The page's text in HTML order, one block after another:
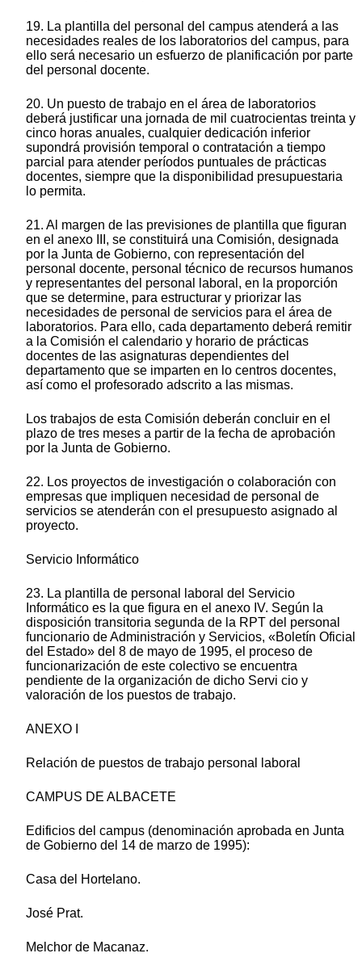
19. La plantilla del personal del campus atenderá a las
necesidades reales de los laboratorios del campus, para
ello será necesario un esfuerzo de planificación por parte
del personal docente.
20. Un puesto de trabajo en el área de laboratorios
deberá justificar una jornada de mil cuatrocientas treinta y
cinco horas anuales, cualquier dedicación inferior
supondrá provisión temporal o contratación a tiempo
parcial para atender períodos puntuales de prácticas
docentes, siempre que la disponibilidad presupuestaria
lo permita.
21. Al margen de las previsiones de plantilla que figuran
en el anexo III, se constituirá una Comisión, designada
por la Junta de Gobierno, con representación del
personal docente, personal técnico de recursos humanos
y representantes del personal laboral, en la proporción
que se determine, para estructurar y priorizar las
necesidades de personal de servicios para el área de
laboratorios. Para ello, cada departamento deberá remitir
a la Comisión el calendario y horario de prácticas
docentes de las asignaturas dependientes del
departamento que se imparten en lo centros docentes,
así como el profesorado adscrito a las mismas.
Los trabajos de esta Comisión deberán concluir en el
plazo de tres meses a partir de la fecha de aprobación
por la Junta de Gobierno.
22. Los proyectos de investigación o colaboración con
empresas que impliquen necesidad de personal de
servicios se atenderán con el presupuesto asignado al
proyecto.
Servicio Informático
23. La plantilla de personal laboral del Servicio
Informático es la que figura en el anexo IV. Según la
disposición transitoria segunda de la RPT del personal
funcionario de Administración y Servicios, «Boletín Oficial
del Estado» del 8 de mayo de 1995, el proceso de
funcionarización de este colectivo se encuentra
pendiente de la organización de dicho Servi cio y
valoración de los puestos de trabajo.
ANEXO I
Relación de puestos de trabajo personal laboral
CAMPUS DE ALBACETE
Edificios del campus (denominación aprobada en Junta
de Gobierno del 14 de marzo de 1995):
Casa del Hortelano.
José Prat.
Melchor de Macanaz.